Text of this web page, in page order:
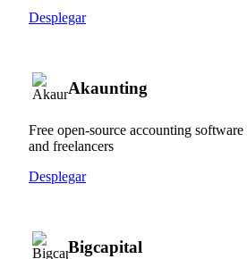
Desplegar
Akaunting
Free open-source accounting
and freelancers
Desplegar
Bigcapital